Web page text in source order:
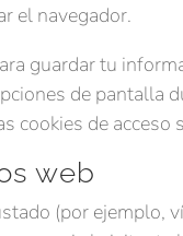
el navegador.
guardar tu
de pantalla
cookies de acceso
web
(por ejemplo,